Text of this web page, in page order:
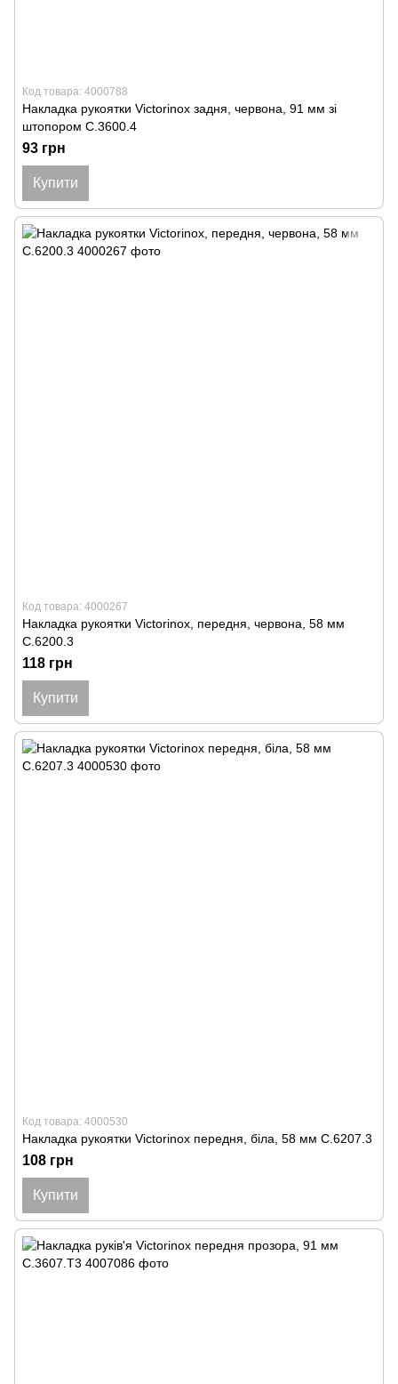
Код товара: 4000788
Накладка рукоятки Victorinox задня, червона, 91 мм зі
штопором C.3600.4
93 грн
Купити
Код товара: 4000267
Накладка рукоятки Victorinox, передня, червона, 58 мм
C.6200.3
118 грн
Купити
Код товара: 4000530
Накладка рукоятки Victorinox передня, біла, 58 мм C.6207.3
108 грн
Купити